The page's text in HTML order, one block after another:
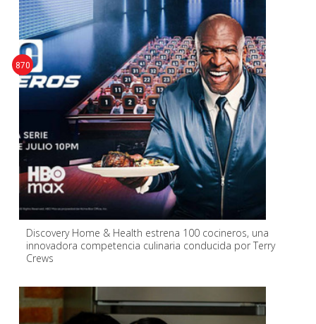
Discovery Home & Health estrena 100 cocineros, una
innovadora competencia culinaria conducida por Terry
Crews
870